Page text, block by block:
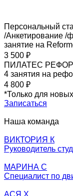
Персональный
/Анкетирование /
занятие на
3 500 ₽
ПИЛАТЕС
4 занятия на
4 800 ₽
*Только для
Записаться
Наша команда
ВИКТОРИЯ К
Руководитель
МАРИНА С
Специалист по